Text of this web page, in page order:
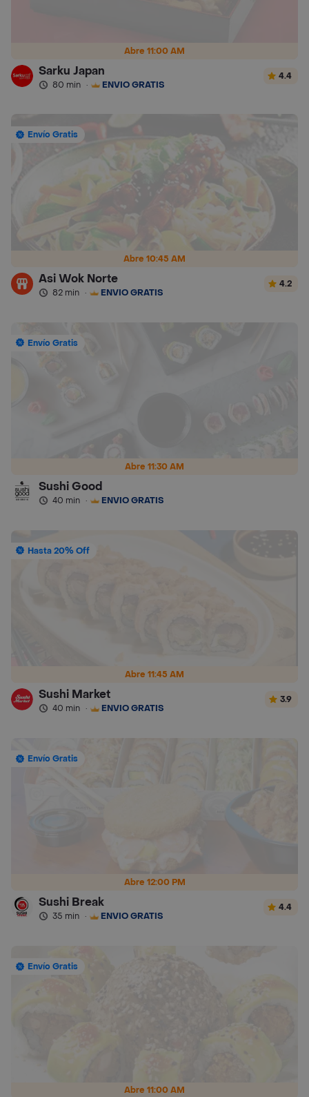
Abre 11:00 AM
Sarku Japan
80 min · ENVÍO GRATIS
4.4
Abre 10:45 AM
Envío Gratis
Asi Wok Norte
82 min · ENVÍO GRATIS
4.2
Abre 11:30 AM
Envío Gratis
Sushi Good
40 min · ENVÍO GRATIS
Abre 11:45 AM
Hasta 20% Off
Sushi Market
40 min · ENVÍO GRATIS
3.9
Abre 12:00 PM
Envío Gratis
Sushi Break
35 min · ENVÍO GRATIS
4.4
Abre 11:00 AM
Envío Gratis